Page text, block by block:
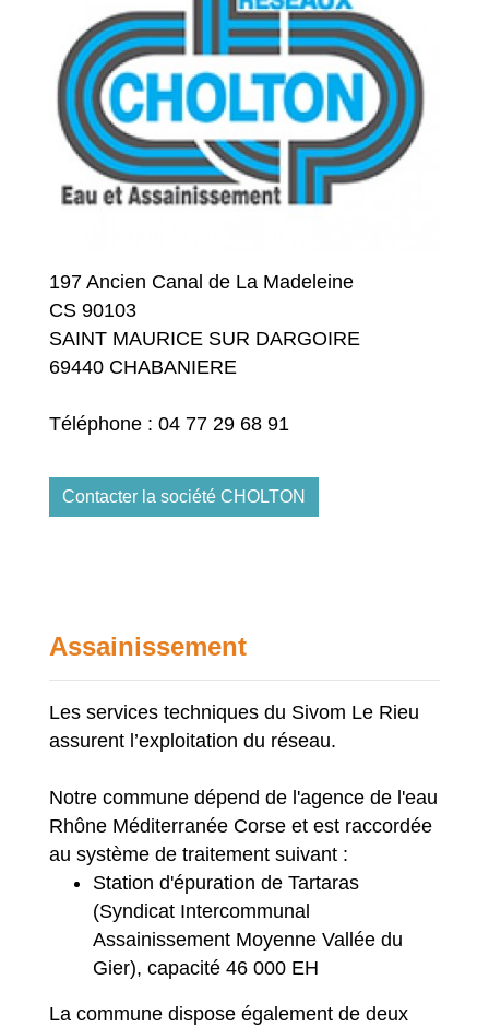
197 Ancien Canal de La Madeleine
CS 90103
SAINT MAURICE SUR DARGOIRE
69440 CHABANIERE
Téléphone : 04 77 29 68 91
Contacter la société CHOLTON
Assainissement
Les services techniques du Sivom Le Rieu
assurent l’exploitation du réseau.
Notre commune dépend de l'agence de l'eau
Rhône Méditerranée Corse et est raccordée
au système de traitement suivant :
Station d'épuration de Tartaras
(Syndicat Intercommunal
Assainissement Moyenne Vallée du
Gier), capacité 46 000 EH
La commune dispose également de deux